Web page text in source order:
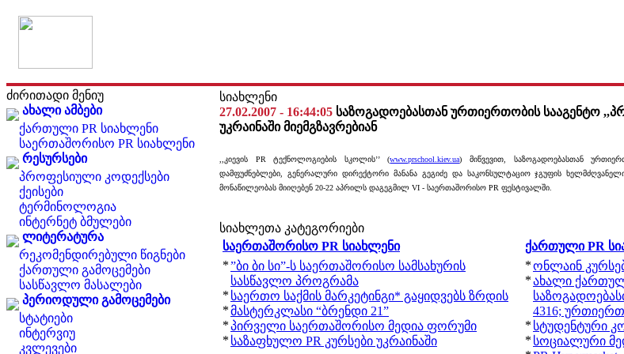
ძირითადი მენიუ
ახალი ამბები
ქართული PR სიახლენი
საერთაშორისო PR სიახლენი
რესურსები
პროფესიული კოდექსები
ქეისები
ტერმინოლოგია
ინტერნეტ ბმულები
ლიტერატურა
რეკომენდირებული წიგნები
ქართული გამოცემები
სასწავლო მასალები
პერიოდული გამოცემები
სტატიები
ინტერვიუ
კვლევები
სიახლენი
27.02.2007 - 16:44:05 საზოგადოებასთან ურთიერთობის სააგენტო
უკრაინაში მიემგზავრებიან
,,კიევის PR ტექნოლოგიების სკოლის’’ (www.prschool.kiev.ua) მიწვევით, საზოგადოებასთან
დამფუძნებლები, გენერალური დირექტორი მანანა გეგიძე და საკონსულტაციო ჯგუფის ხელმძღვანელი
მონაწილეობას მიიღებენ 20-22 აპრილს დაგეგმილ VI - საერთაშორისო PR ფესტივალში.
სიახლეთა კატეგორიები
საერთაშორისო PR სიახლენი
*”ბი ბი სი”-ს საერთაშორისო სამსახურის
სასწავლო პროგრამა
* საერთო საქმის მარკეტინგი* გაყიდვებს ზრდის
*მასტერკლასი “ბრენდი 21”
*პირველი საერთაშორისო მედია ფორუმი
* საზაფხულო PR კურსები უკრაინაში
ქართული PR
*ონლაინ
*ახალი
4316;
* სტუდენტური
* სოციალური